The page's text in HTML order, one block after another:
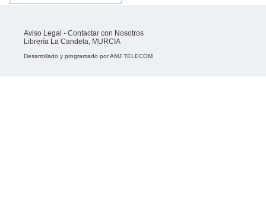
Aviso Legal - Contactar con Nosotros
Librería La Candela, MURCIA
Desarrollado y programado porAMJ TELECOM